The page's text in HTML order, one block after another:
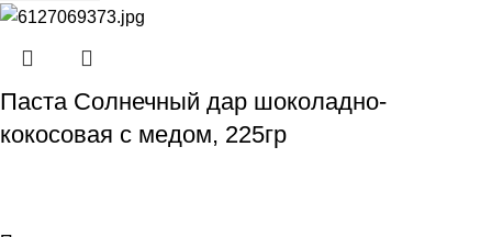
Паста Солнечный дар шоколадно-
кокосовая с медом, 225гр